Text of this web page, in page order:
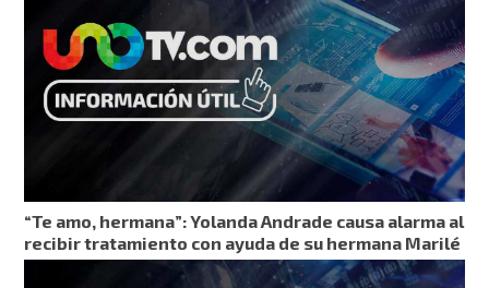
“Te amo, hermana”: Yolanda Andrade causa alarma al
recibir tratamiento con ayuda de su hermana Marilé